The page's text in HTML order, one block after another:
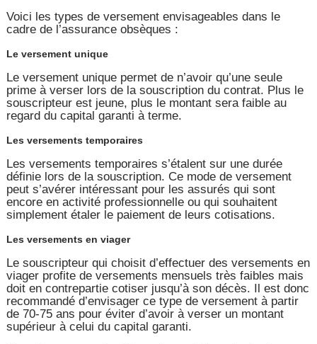
Voici les types de versement envisageables dans le
cadre de l’assurance obsèques :
Le versement unique
Le versement unique permet de n’avoir qu’une seule
prime à verser lors de la souscription du contrat. Plus le
souscripteur est jeune, plus le montant sera faible au
regard du capital garanti à terme.
Les versements temporaires
Les versements temporaires s’étalent sur une durée
définie lors de la souscription. Ce mode de versement
peut s’avérer intéressant pour les assurés qui sont
encore en activité professionnelle ou qui souhaitent
simplement étaler le paiement de leurs cotisations.
Les versements en viager
Le souscripteur qui choisit d’effectuer des versements en
viager profite de versements mensuels très faibles mais
doit en contrepartie cotiser jusqu’à son décès. Il est donc
recommandé d’envisager ce type de versement à partir
de 70-75 ans pour éviter d’avoir à verser un montant
supérieur à celui du capital garanti.